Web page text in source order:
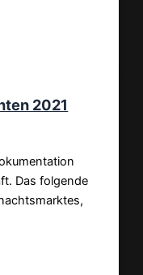
2021
Das folgende